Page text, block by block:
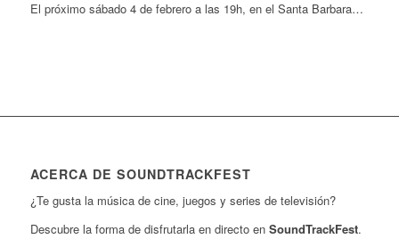
El próximo sábado 4 de febrero a las 19h, en el Santa Barbara…
ACERCA DE SOUNDTRACKFEST
¿Te gusta la música de cine, juegos y series de televisión?
Descubre la forma de disfrutarla en directo en SoundTrackFest.